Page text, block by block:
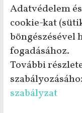
Adatvédelem
cookie-kat
böngészésével
fogadásához.
További
szabályzat